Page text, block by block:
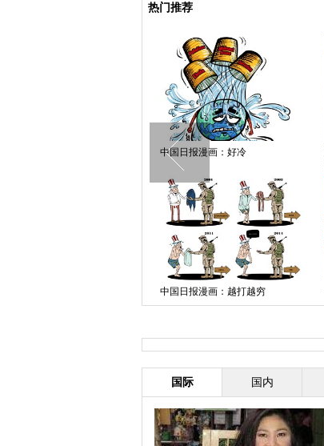
热门推荐
中国日报漫画：好冷
中国日报漫画：越打越穷
国际 国内